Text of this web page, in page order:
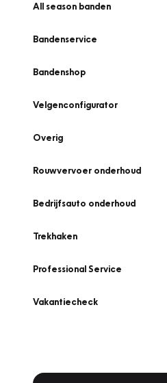
All season banden
Bandenservice
Bandenshop
Velgenconfigurator
Overig
Rouwvervoer onderhoud
Bedrijfsauto onderhoud
Trekhaken
Professional Service
Vakantiecheck